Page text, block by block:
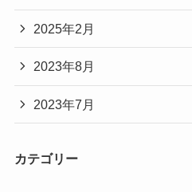
2025年2月
2023年8月
2023年7月
カテゴリー